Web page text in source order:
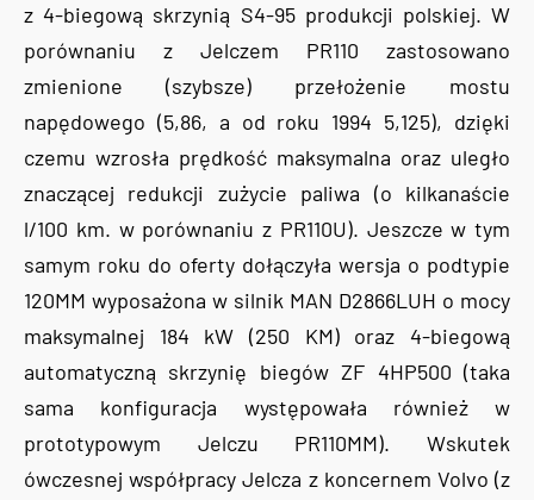
z 4-biegową skrzynią S4-95 produkcji polskiej. W
porównaniu z Jelczem PR110 zastosowano
zmienione (szybsze) przełożenie mostu
napędowego (5,86, a od roku 1994 5,125), dzięki
czemu wzrosła prędkość maksymalna oraz uległo
znaczącej redukcji zużycie paliwa (o kilkanaście
l/100 km. w porównaniu z PR110U). Jeszcze w tym
samym roku do oferty dołączyła wersja o podtypie
120MM wyposażona w silnik MAN D2866LUH o mocy
maksymalnej 184 kW (250 KM) oraz 4-biegową
automatyczną skrzynię biegów ZF 4HP500 (taka
sama konfiguracja występowała również w
prototypowym Jelczu PR110MM). Wskutek
ówczesnej współpracy Jelcza z koncernem Volvo (z